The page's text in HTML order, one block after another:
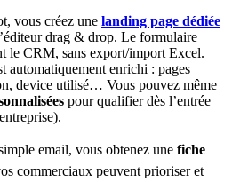
vous créez une landing page dédiée
drag & drop. Le formulaire
le CRM, sans export/import Excel.
automatiquement enrichi : pages
device utilisé… Vous pouvez même
pour qualifier dès l’entrée
email, vous obtenez une fiche
commerciaux peuvent prioriser et